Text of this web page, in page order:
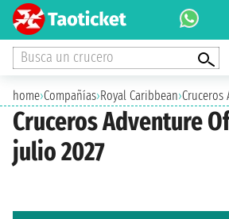
Busca un crucero
home›Compañías›Royal Caribbean›Cruceros
Cruceros Adventure
julio 2027